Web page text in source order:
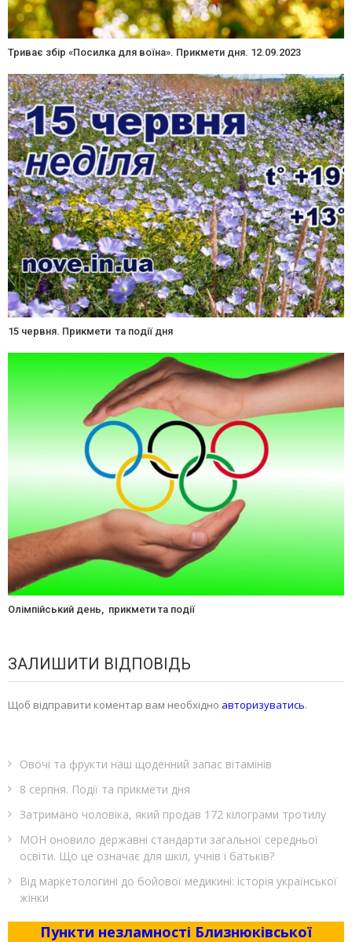
Триває збір «Посилка для воїна». Прикмети дня. 12.09.2023
15 червня. Прикмети та події дня
Олімпійський день, прикмети та події
ЗАЛИШИТИ ВІДПОВІДЬ
Щоб відправити коментар вам необхідно авторизуватись.
Овочі та фрукти наш щоденний запас вітамінів
8 серпня. Події та прикмети дня
Затримано чоловіка, який продав 172 кілограми тротилу
МОН оновило державні стандарти загальної середньої
освіти. Що це означає для шкіл, учнів і батьків?
Від маркетологині до бойової медикині: історія української
жінки
Пункти незламності Близнюківської